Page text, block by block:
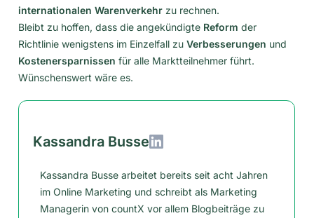
internationalen Warenverkehr zu rechnen.
Bleibt zu hoffen, dass die angekündigte Reform der
Richtlinie wenigstens im Einzelfall zu Verbesserungen und
Kostenersparnissen für alle Marktteilnehmer führt.
Wünschenswert wäre es.
Kassandra Busse
Kassandra Busse arbeitet bereits seit acht Jahren
im Online Marketing und schreibt als Marketing
Managerin von countX vor allem Blogbeiträge zu